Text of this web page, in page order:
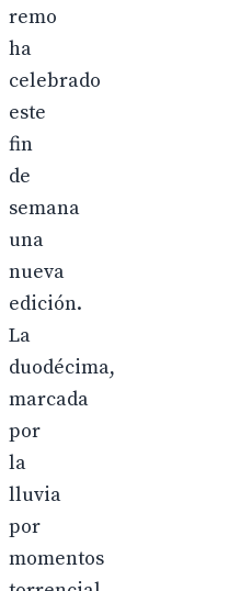
remo
ha
celebrado
este
fin
de
semana
una
nueva
edición.
La
duodécima,
marcada
por
la
lluvia
por
momentos